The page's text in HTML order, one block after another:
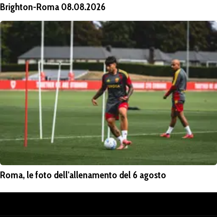
Brighton-Roma 08.08.2026
Roma, le foto dell'allenamento del 6 agosto